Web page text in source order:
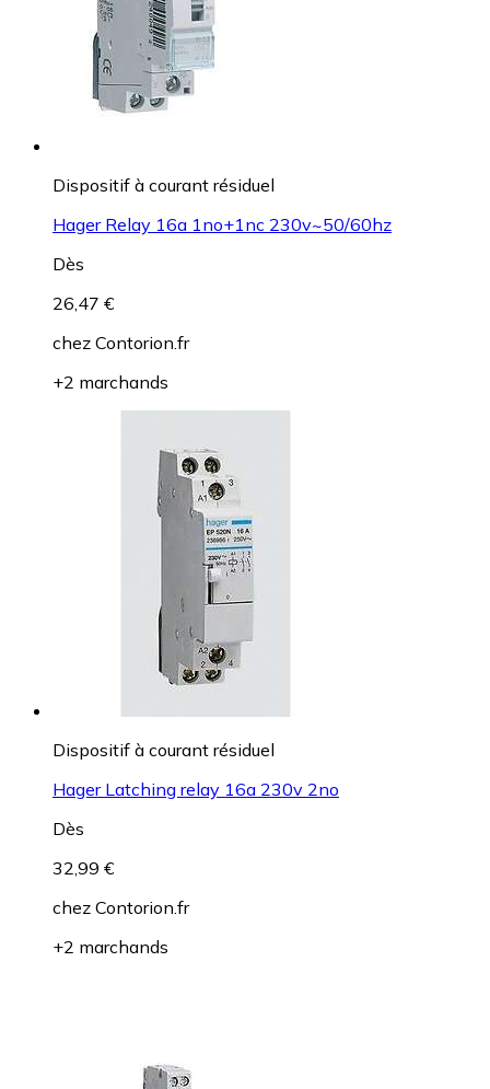
Dispositif à courant résiduel
Hager Relay 16a 1no+1nc 230v~50/60hz
Dès
26,47 €
chez Contorion.fr
+2 marchands
Dispositif à courant résiduel
Hager Latching relay 16a 230v 2no
Dès
32,99 €
chez Contorion.fr
+2 marchands